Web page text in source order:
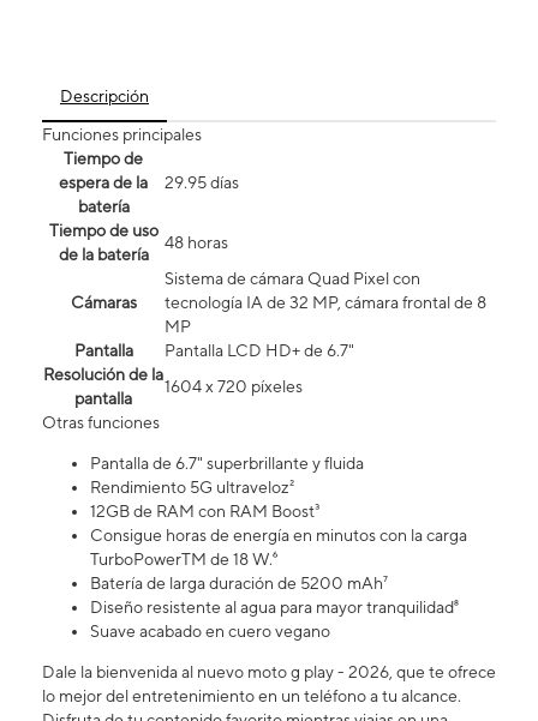
Descripción
Funciones principales
Tiempo de
espera de la
batería
29.95 días
Tiempo de uso
de la batería
48 horas
Cámaras
Sistema de cámara Quad Pixel con
tecnología IA de 32 MP, cámara frontal de 8
MP
Pantalla
Pantalla LCD HD+ de 6.7"
Resolución de la
pantalla
1604 x 720 píxeles
Otras funciones
Pantalla de 6.7" superbrillante y fluida
Rendimiento 5G ultraveloz²
12GB de RAM con RAM Boost³
Consigue horas de energía en minutos con la carga
TurboPowerTM de 18 W.⁶
Batería de larga duración de 5200 mAh⁷
Diseño resistente al agua para mayor tranquilidad⁸
Suave acabado en cuero vegano
Dale la bienvenida al nuevo moto g play - 2026, que te ofrece
lo mejor del entretenimiento en un teléfono a tu alcance.